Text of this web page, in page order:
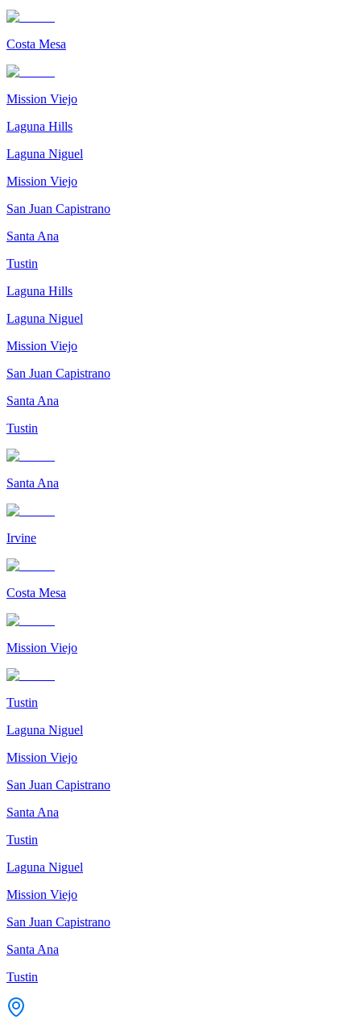
Costa Mesa
Mission Viejo
Laguna Hills
Laguna Niguel
Mission Viejo
San Juan Capistrano
Santa Ana
Tustin
Laguna Hills
Laguna Niguel
Mission Viejo
San Juan Capistrano
Santa Ana
Tustin
Santa Ana
Irvine
Costa Mesa
Mission Viejo
Tustin
Laguna Niguel
Mission Viejo
San Juan Capistrano
Santa Ana
Tustin
Laguna Niguel
Mission Viejo
San Juan Capistrano
Santa Ana
Tustin